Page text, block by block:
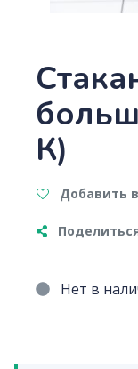
К)
Добавить
Нет в